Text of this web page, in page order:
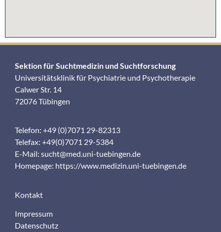
Sektion für Suchtmedizin und Suchtforschung
Universitätsklinik für Psychiatrie und Psychotherapie
Calwer Str. 14
72076 Tübingen
Telefon: +49 (0)7071 29-82313
Telefax: +49(0)7071 29-5384
E-Mail: sucht@med.uni-tuebingen.de
Homepage: https://www.medizin.uni-tuebingen.de
Kontakt
Impressum
Datenschutz